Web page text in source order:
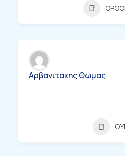
Αρβανιτάκης Θωμάς